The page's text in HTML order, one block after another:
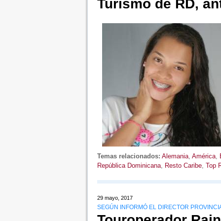
Turismo de RD,
Temas relacionados: Alemania, América,
República Dominicana, Resto Caribe, Top
29 mayo, 2017
SEGÚN INFORMÓ EL DIRECTOR